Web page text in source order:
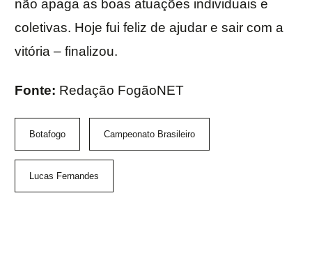
não apaga as boas atuações individuais e
coletivas. Hoje fui feliz de ajudar e sair com a
vitória – finalizou.
Fonte: Redação FogãoNET
Botafogo Campeonato Brasileiro
Lucas Fernandes